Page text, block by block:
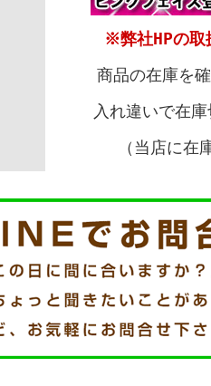
※弊社HPの取
商品の在庫を
入れ違いで在
（当店に